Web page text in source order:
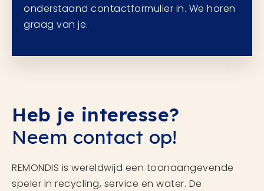
onderstaand contactformulier in. We horen
graag van je.
Heb je interesse?
Neem contact op!
REMONDIS is wereldwijd een toonaangevende
speler in recycling, service en water. De